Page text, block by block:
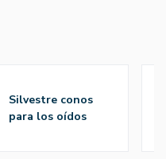
silvestre conos
para los oídos